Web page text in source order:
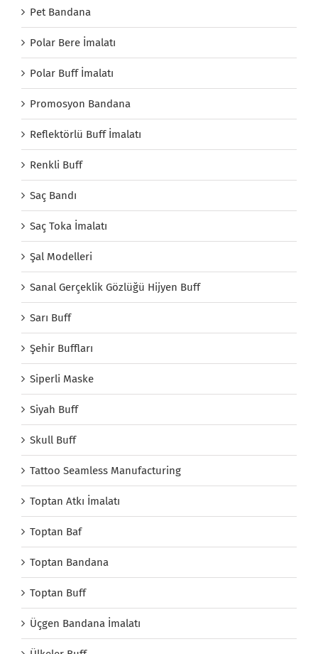
Pet Bandana
Polar Bere İmalatı
Polar Buff İmalatı
Promosyon Bandana
Reflektörlü Buff İmalatı
Renkli Buff
Saç Bandı
Saç Toka İmalatı
Şal Modelleri
Sanal Gerçeklik Gözlüğü Hijyen Buff
Sarı Buff
Şehir Buffları
Siperli Maske
Siyah Buff
Skull Buff
Tattoo Seamless Manufacturing
Toptan Atkı İmalatı
Toptan Baf
Toptan Bandana
Toptan Buff
Üçgen Bandana İmalatı